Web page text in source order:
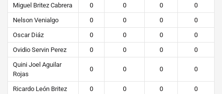
Miguel Britez Cabrera 0 0 0
0
Nelson Venialgo
0 0 0
0
Oscar Diáz
0 0 0
0
Ovidio Servin Perez
0 0 0
0
Quini Joel Aguilar
Rojas
0 0 0 0
Ricardo León Britez 0 0 0 0